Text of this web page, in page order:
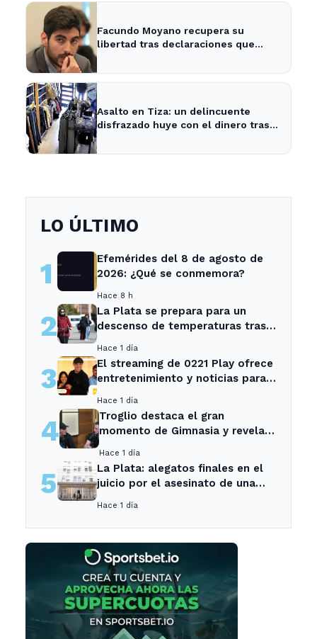
Facundo Moyano recupera su
libertad tras declaraciones que
Asalto en Tiza: un delincuente
disfrazado huye con el dinero tras
LO ÚLTIMO
1
Efemérides del 8 de agosto de
2026: ¿Qué se conmemora?
Hace 8 h
2
La Plata se prepara para un
descenso de temperaturas tras
Hace 1 día
3
El streaming de 0221 Play ofrece
entretenimiento y noticias para
Ensenada.
Hace 1 día
4
Troglio destaca el gran
momento de Gimnasia y revela
Hace 1 día
5
La Plata: alegatos finales en el
juicio por el asesinato de una
Hace 1 día